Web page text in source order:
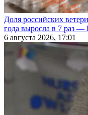
Доля российских
года выросла в 7 раз —
6 августа 2026, 17:01